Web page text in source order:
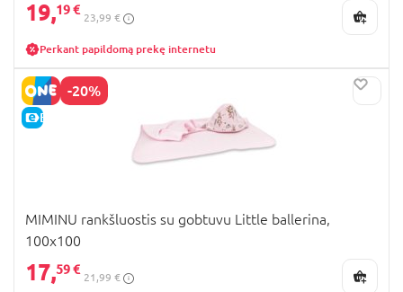
19,19 €
23,99 €
Perkant papildomą prekę internetu
-20%
E-KAINA
MIMINU rankšluostis su gobtuvu Little ballerina,
100x100
17,59 €
21,99 €